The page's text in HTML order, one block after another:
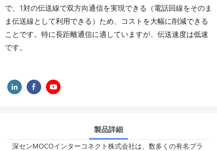
で、1対の伝送線で双方向通信を実現できる（電話回線をそのま
ま伝送線として利用できる）ため、コストを大幅に削減できる
ことです。特に長距離通信に適していますが、伝送速度は低速
です。
製品詳細
深センMOCOインターコネクト株式会社は、数多くの有名ブラ